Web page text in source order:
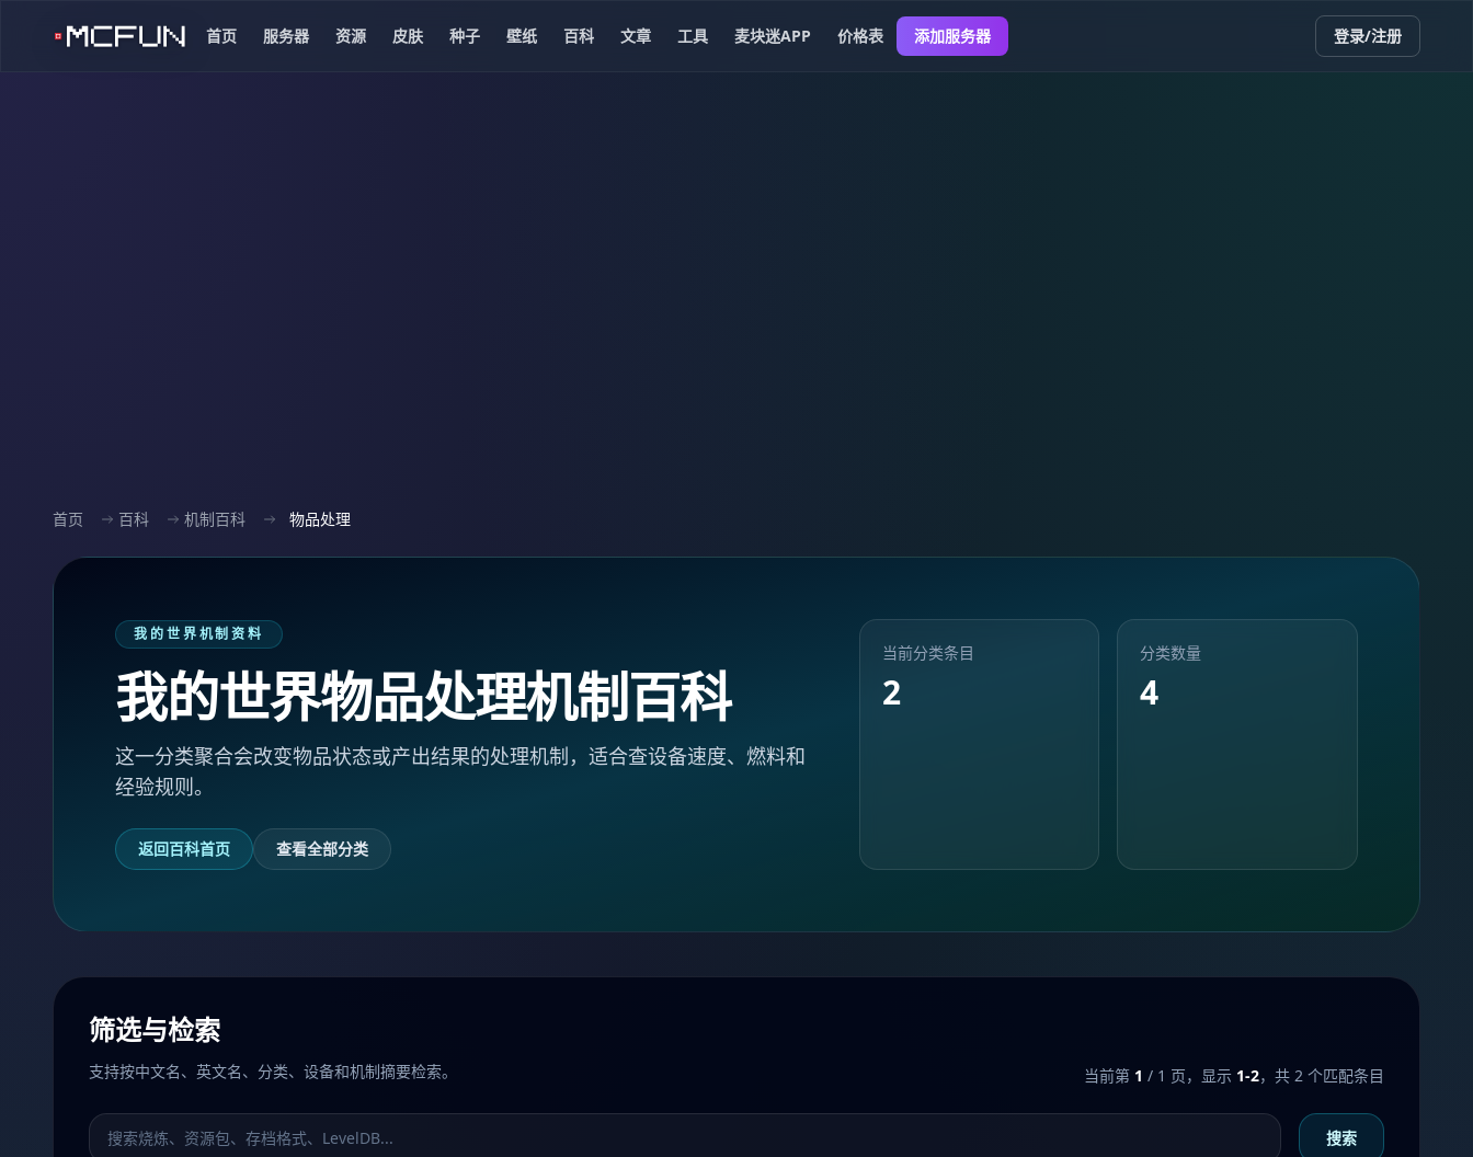
首页 服务器 资源 皮肤 种子 壁纸 百科 文章 工具 麦块迷APP 价格表 添加服务器 登录/注册
首页 百科 机制百科 物品处理
我的世界机制资料
我的世界物品处理机制百科
这一分类聚合会改变物品状态或产出结果的处理机制，适合查设备速度、燃料和
经验规则。
返回百科首页 查看全部分类
当前分类条目
2
分类数量
4
筛选与检索
支持按中文名、英文名、分类、设备和机制摘要检索。 当前第 1 / 1 页，显示 1-2，共 2 个匹配条目
搜索机制
搜索